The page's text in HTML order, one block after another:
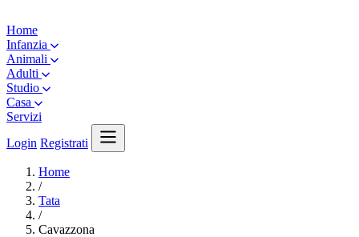
Home
Infanzia
Animali
Adulti
Studio
Casa
Servizi
Login Registrati
Home
/
Tata
/
Cavazzona